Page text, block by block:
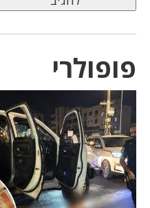
פופולרי